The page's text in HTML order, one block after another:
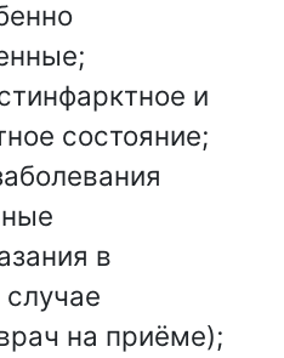
и
состояние;
в
на приёме);